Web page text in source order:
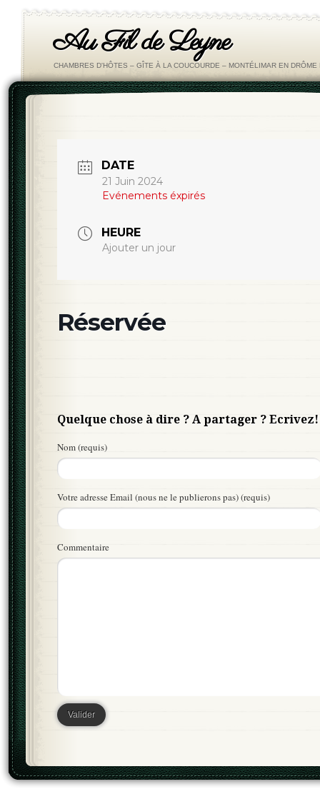
Au Fil de Leyne
CHAMBRES D'HÔTES – GÎTE À LA COUCOURDE – MONTÉLIMAR EN DRÔME
DATE
21 Juin 2024
Evénements éxpirés
HEURE
Ajouter un jour
Réservée
Quelque chose à dire ? A partager ? Ecrivez!
Nom (requis)
Votre adresse Email (nous ne le publierons pas) (requis)
Commentaire